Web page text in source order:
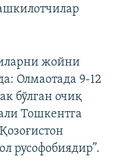
жойни
Олмаотада 9-12
бўлган очиқ
Тошкентга
русофобиядир”.